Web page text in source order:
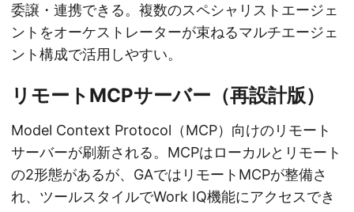
委譲・連携できる。複数のスペシャリストエージェ
ントをオーケストレーターが束ねるマルチエージェ
ント構成で活用しやすい。
リモートMCPサーバー（再設計版）
Model Context Protocol（MCP）向けのリモート
サーバーが刷新される。MCPはローカルとリモート
の2形態があるが、GAではリモートMCPが整備さ
れ、ツールスタイルでWork IQ機能にアクセスでき